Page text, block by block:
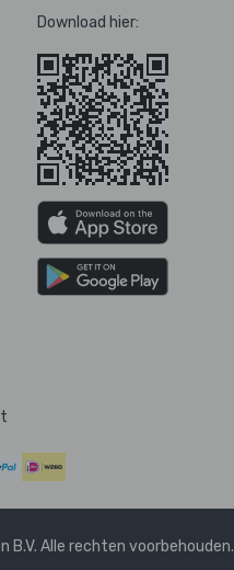
Download hier:
B.V. Alle rechten voorbehouden.